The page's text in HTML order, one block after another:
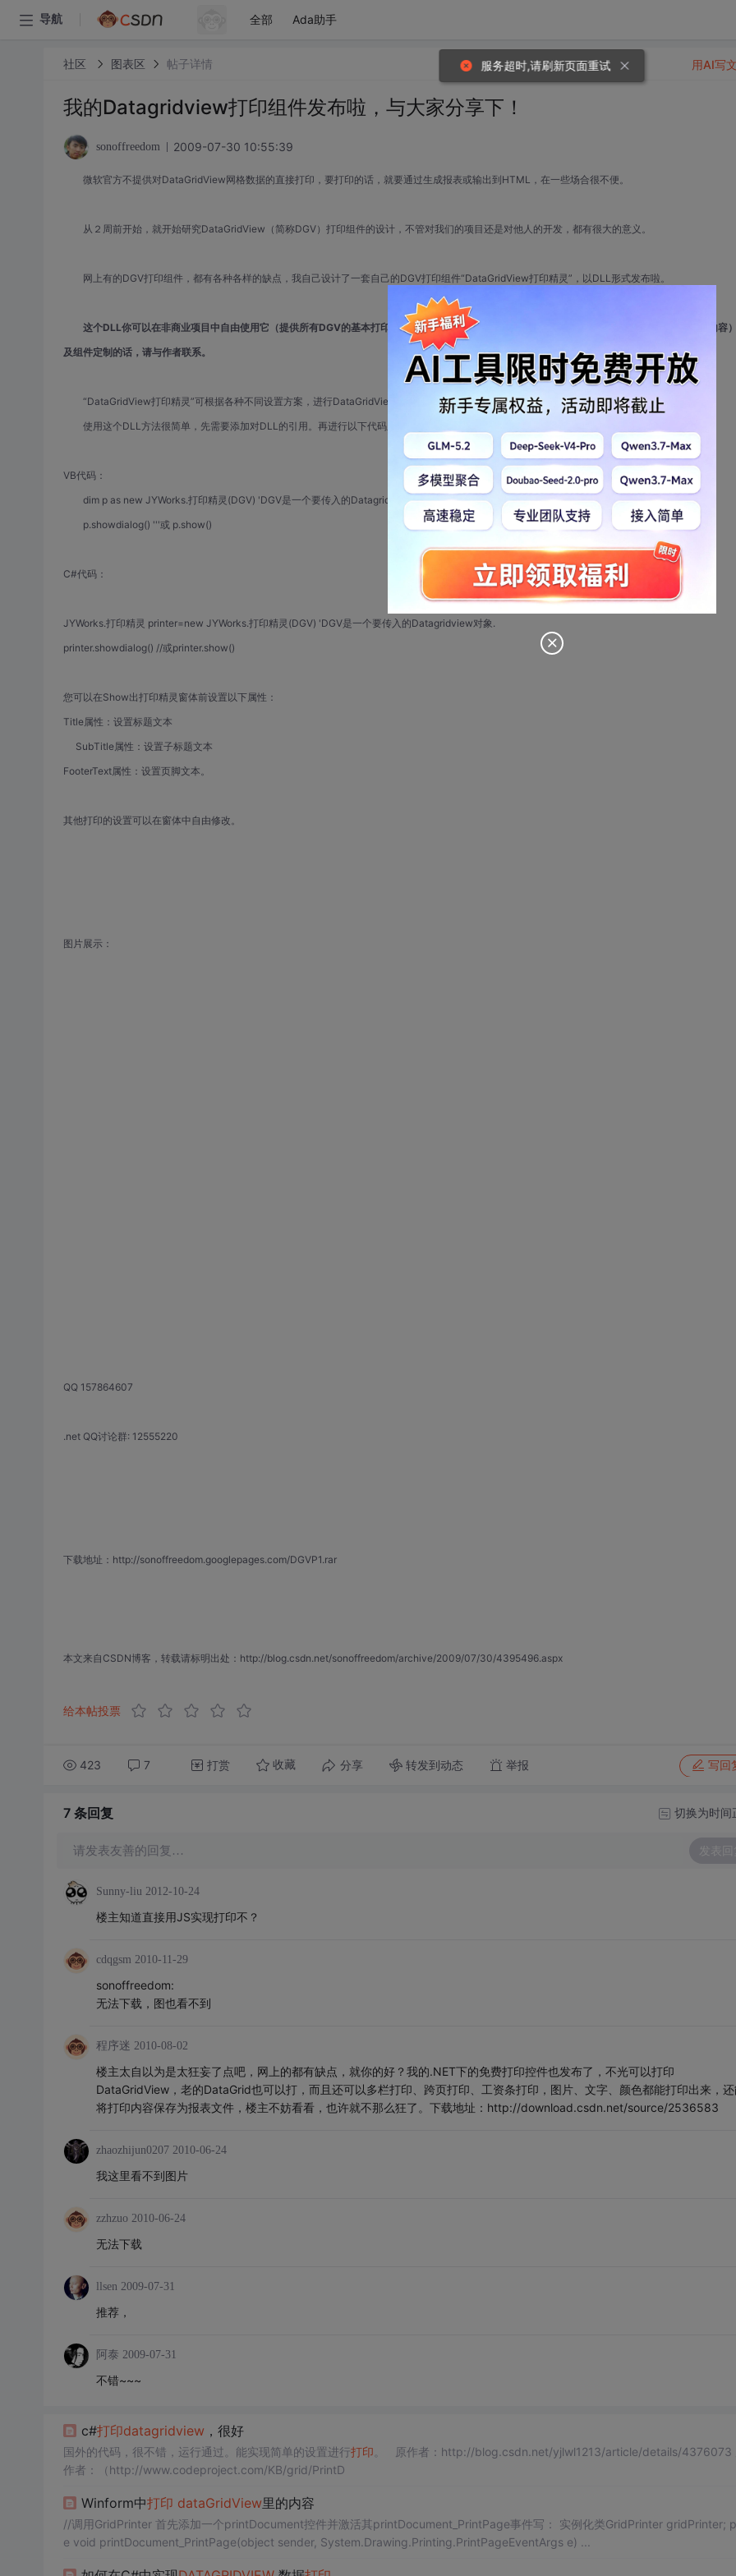
导航 全部 Ada助手
社区 图表区 帖子详情
我的Datagridview打印组件发布啦，与大家分享下！
sonoffreedom 2009-07-30 10:55:39
微软官方不提供对DataGridView网格数据的直接打印，要打印的话，就要通过生成报表或输出到HTML，在一些场合很不便。
从２周前开始，就开始研究DataGridView（简称DGV）打印组件的设计，不管对我们的项目还是对他人的开发，都有很大的意义。
网上有的DGV打印组件，都有各种各样的缺点，我自己设计了一套自己的DGV打印组件“DataGridView打印精灵”，以DLL形式发布啦。
这个DLL你可以在非商业项目中自由使用它（提供所有DGV的基本打印功能）。如果您要用于商业用途，或需要高级版（可调整DGV表格的更多内容
及组件定制的话，请与作者联系。
“DataGridView打印精灵”可根据各种不同设置方案，进行DataGridView的快速打印。
使用这个DLL方法很简单，先需要添加对DLL的引用。再进行以下代码之添加：
VB代码：
dim p as new JYWorks.打印精灵(DGV) 'DGV是一个要传入的Datagridview对象.
p.showdialog() '''或 p.show()
C#代码：
JYWorks.打印精灵 printer=new JYWorks.打印精灵(DGV) 'DGV是一个要传入的Datagridview对象.
printer.showdialog() //或printer.show()
您可以在Show出打印精灵窗体前设置以下属性：
Title属性：设置标题文本
SubTitle属性：设置子标题文本
FooterText属性：设置页脚文本。
其他打印的设置可以在窗体中自由修改。
图片展示：
QQ 157864607
.net QQ讨论群: 12555220
下载地址：http://sonoffreedom.googlepages.com/DGVP1.rar
本文来自CSDN博客，转载请标明出处：http://blog.csdn.net/sonoffreedom/archive/2009/07/30/4395496.aspx
给本帖投票
423 7 打赏 收藏 分享 转发到动态 举报 写回
用AI写
7 条回复 切换为时间
请发表友善的回复… 发表回
Sunny-liu 2012-10-24
楼主知道直接用JS实现打印不？
cdqgsm 2010-11-29
sonoffreedom:
无法下载，图也看不到
程序迷 2010-08-02
楼主太自以为是太狂妄了点吧，网上的都有缺点，就你的好？我的.NET下的免费打印控件也发布了，不光可以打印
DataGridView，老的DataGrid也可以打，而且还可以多栏打印、跨页打印、工资条打印，图片、文字、颜色都能打印出来，
将打印内容保存为报表文件，楼主不妨看看，也许就不那么狂了。下载地址：http://download.csdn.net/source/2536583
zhaozhijun0207 2010-06-24
我这里看不到图片
zzhzuo 2010-06-24
无法下载
llsen 2009-07-31
推荐，
阿泰 2009-07-31
不错~~~
c#打印datagridview，很好
国外的代码，很不错，运行通过。能实现简单的设置进行打印 。 原作者：http://blog.csdn.net/yjlwl1213/article/details/4376073
作者：（http://www.codeproject.com/KB/grid/PrintD
Winform中打印 dataGridView里的内容
//调用GridPrinter 首先添加一个printDocument控件并激活其printDocument_PrintPage事件写： 实例化类GridPrinter gridPrinter; privat
e void printDocument_PrintPage(object sender, System.Drawing.Printing.PrintPageEventArgs e) ...
服务超时,请刷新页面重试